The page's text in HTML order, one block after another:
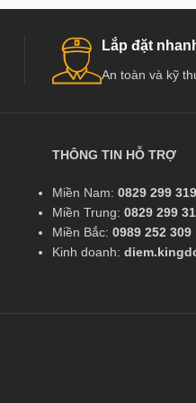
Việt Nam, có các đơn vị cung
lượng và uy tín hàng đầu tại
Kingdoor, Hoabinhdoor…
Lắp đặt
An toàn và kỹ
THÔNG TIN HỖ TRỢ
Miền Nam: 0829 299 319
Miền Trung: 0829 299
Miền Bắc: 0989 252 309
Kinh doanh: